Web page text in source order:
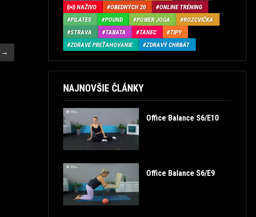
→
NAŽIVO
OBEDNÝCH 20
ONLINE TRÉNING
PILATES
POUND POWER JOGA
ROZCVIČKA
STRAVA
TABATA TANEC
TIPY
ZDRAVÉ PREŤAHOVANIE
ZDRAVÝ CHRBÁT
NAJNOVŠIE ČLÁNKY
Office Balance S6/E10
Office Balance S6/E9